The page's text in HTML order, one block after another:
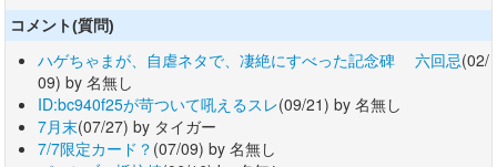
コメント(質問)
ハゲちゃまが、自虐ネタで、凄絶にすべった記念碑 六回忌(02/
09) by 名無し
ID:bc940f25が苛ついて吼えるスレ(09/21) by 名無し
7月末(07/27) by タイガー
7/7限定カード？ (07/09) by 名無し